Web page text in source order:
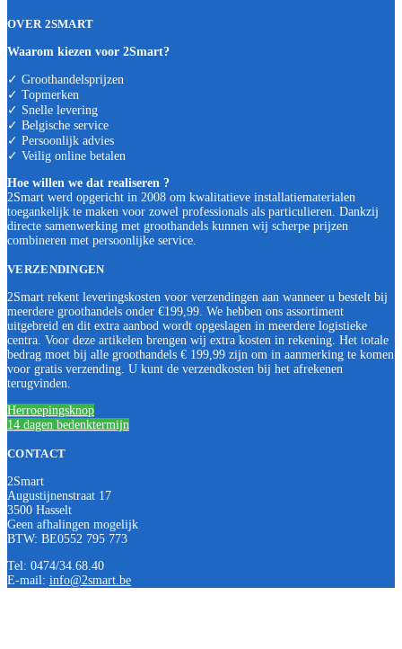
OVER 2SMART
Waarom kiezen voor 2Smart?
✓ Groothandelsprijzen
✓ Topmerken
✓ Snelle levering
✓ Belgische service
✓ Persoonlijk advies
✓ Veilig online betalen
Hoe willen we dat realiseren ?
2Smart werd opgericht in 2008 om kwalitatieve installatiematerialen
toegankelijk te maken voor zowel professionals als particulieren. Dankzij
directe samenwerking met groothandels kunnen wij scherpe prijzen
combineren met persoonlijke service.
VERZENDINGEN
2Smart rekent leveringskosten voor verzendingen aan wanneer u bestelt bij
meerdere groothandels onder €199,99. We hebben ons assortiment
uitgebreid en dit extra aanbod wordt opgeslagen in meerdere logistieke
centra. Voor deze artikelen brengen wij extra kosten in rekening. Het totale
bedrag moet bij alle groothandels € 199,99 zijn om in aanmerking te komen
voor gratis verzending. U kunt de verzendkosten bij het afrekenen
terugvinden.
Herroepingsknop
14 dagen bedenktermijn
CONTACT
2Smart
Augustijnenstraat 17
3500 Hasselt
Geen afhalingen mogelijk
BTW: BE0552 795 773
Tel: 0474/34.68.40
E-mail: info@2smart.be